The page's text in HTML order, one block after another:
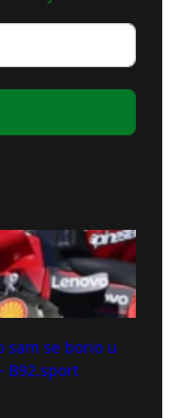
sam se borio u
B92.sport